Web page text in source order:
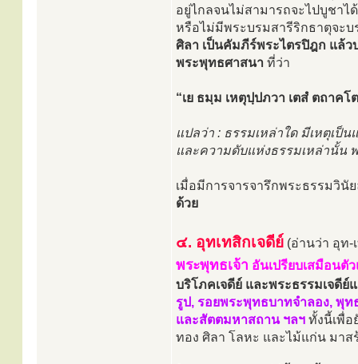
อยู่ไกลจนไม่สามารถจะไปบูชาไ
หรือไม่มีพระบรมสารีริกธาตุจะบ
ศิลา เป็นคัมภีร์พระไตรปิฎก แล้ว
พระพุทธศาสนา ที่ว่า
“เย ธมฺม เหตุปฺปภวา เตสํ ตถาค
แปลว่า : ธรรมเหล่าใด มีเหตุเป็
และความดับแห่งธรรมเหล่านั้น
เมื่อมีการจารจารึกพระธรรมวินั
ด้วย
๔. อุทเทสิกเจดีย์ (อ่านว่า อุท-
พระพุทธเจ้า อันเปรียบเสมือนตั
บริโภคเจดีย์ และพระธรรมเจดีย์
รูป, รอยพระพุทธบาทจำลอง, พุ
และสัตตมหาสถาน ฯลฯ ทั้งนี้เพื่อ
ทอง ศิลา โลหะ และไม้แก่น มาส